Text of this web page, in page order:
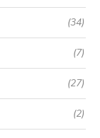
(34)
(7)
(27)
(2)